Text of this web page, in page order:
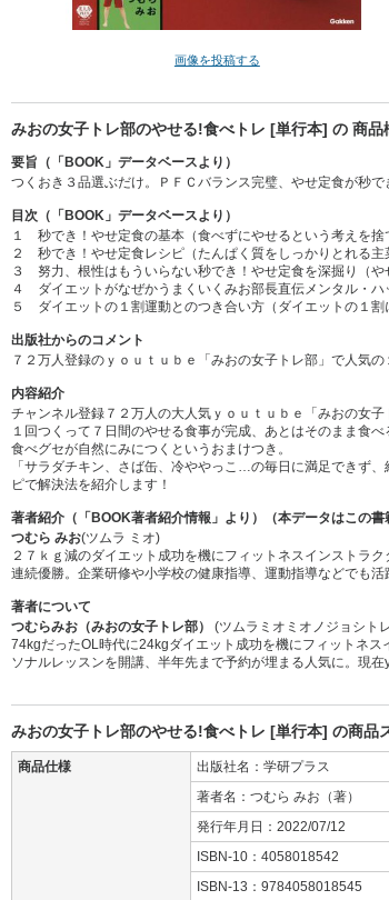
画像を投稿する
みおの女子トレ部のやせる!食べトレ [単行本] の 商品
要旨（「BOOK」データベースより）
つくおき３品選ぶだけ。ＰＦＣバランス完璧、やせ定食が秒で
目次（「BOOK」データベースより）
１ 秒でき！やせ定食の基本（食べずにやせるという考えを
２ 秒でき！やせ定食レシピ（たんぱく質をしっかりとれる
３ 努力、根性はもういらない秒でき！やせ定食を深掘り（
４ ダイエットがなぜかうまくいくみお部長直伝メンタル・
５ ダイエットの１割運動とのつき合い方（ダイエットの１
出版社からのコメント
７２万人登録のｙｏｕｔｕｂｅ「みおの女子トレ部」で人気
内容紹介
チャンネル登録７２万人の大人気ｙｏｕｔｕｂｅ「みおの女
１回つくって７日間のやせる食事が完成、あとはそのまま食
食べグセが自然にみにつくというおまけつき。
「サラダチキン、さば缶、冷ややっこ…の毎日に満足できず
ピで解決法を紹介します！
著者紹介（「BOOK著者紹介情報」より）（本データはこの書
つむら みお(ツムラ ミオ)
２７ｋｇ減のダイエット成功を機にフィットネスインストラ
連続優勝。企業研修や小学校の健康指導、運動指導などでも活
著者について
つむらみお（みおの女子トレ部）
(ツムラミオミオノジョシト
74kgだったOL時代に24kgダイエット成功を機にフィットネ
ソナルレッスンを開講、半年先まで予約が埋まる人気に。現
みおの女子トレ部のやせる!食べトレ [単行本] の商品
商品仕様
出版社名：学研プラス
著者名：つむら みお（著）
発行年月日：2022/07/12
ISBN-10：4058018542
ISBN-13：9784058018545